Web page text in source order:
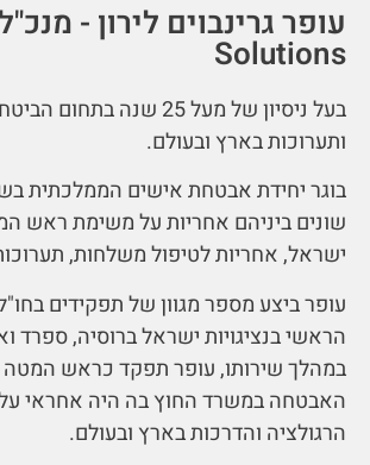
Solutions
בעל ניסיון של מעל 25 שנה
ותערוכות בארץ ובעולם.
בוגר יחידת אבטחת אישים הממלכתית
שונים ביניהם אחריות על משימת ראש
ישראל, אחריות לטיפול משלחות,
עופר ביצע מספר מגוון של תפקידים
הראשי בנציגויות ישראל ברוסיה, ספרד
במהלך שירותו, עופר תפקד כראש המטה
האבטחה במשרד החוץ בה היה אחראי
הרגולציה והדרכות בארץ ובעולם.